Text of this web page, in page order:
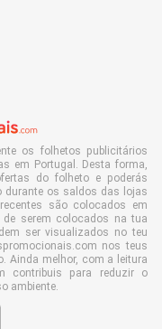
os folhetos publicitários
em Portugal. Desta forma,
do folheto e poderás
durante os saldos das lojas
são colocados em
serem colocados na tua
ser visualizados no teu
nos teus
Ainda melhor, com a leitura
contribuis para reduzir o
ambiente.